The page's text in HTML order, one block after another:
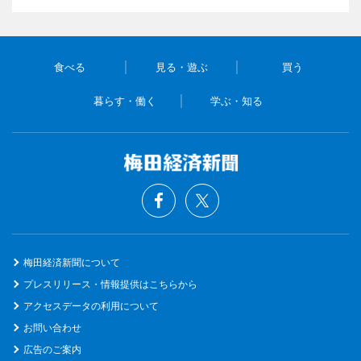
食べる 見る・遊ぶ 買う
暮らす・働く 学ぶ・知る
梅田経済新聞について
プレスリリース・情報提供はこちらから
アクセスデータの利用について
お問い合わせ
広告のご案内